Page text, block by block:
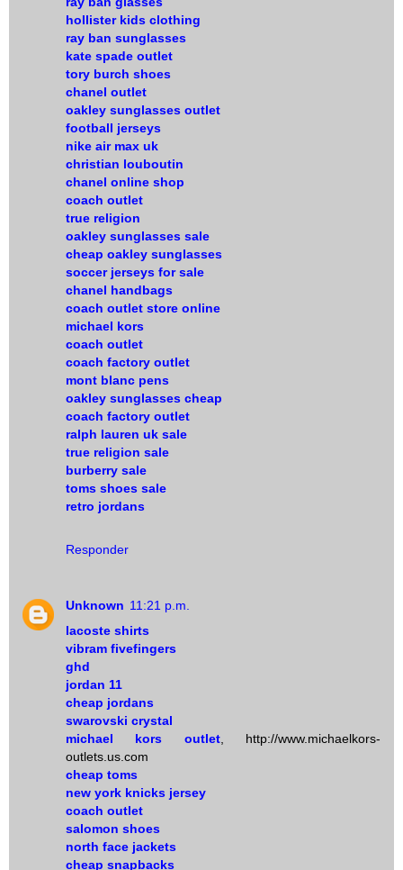
hollister kids clothing
ray ban sunglasses
kate spade outlet
tory burch shoes
chanel outlet
oakley sunglasses outlet
football jerseys
nike air max uk
christian louboutin
chanel online shop
coach outlet
true religion
oakley sunglasses sale
cheap oakley sunglasses
soccer jerseys for sale
chanel handbags
coach outlet store online
michael kors
coach outlet
coach factory outlet
mont blanc pens
oakley sunglasses cheap
coach factory outlet
ralph lauren uk sale
true religion sale
burberry sale
toms shoes sale
retro jordans
Responder
Unknown 11:21 p.m.
lacoste shirts
vibram fivefingers
ghd
jordan 11
cheap jordans
swarovski crystal
michael kors outlet, http://www.michaelkors-
outlets.us.com
cheap toms
new york knicks jersey
coach outlet
salomon shoes
north face jackets
cheap snapbacks